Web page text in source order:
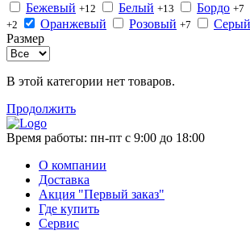
Бежевый +12 Белый +13 Бордо +7
+2 Оранжевый Розовый +7 Серый
Размер
В этой категории нет товаров.
Продолжить
Время работы: пн-пт с 9:00 до 18:00
О компании
Доставка
Акция "Первый заказ"
Где купить
Сервис